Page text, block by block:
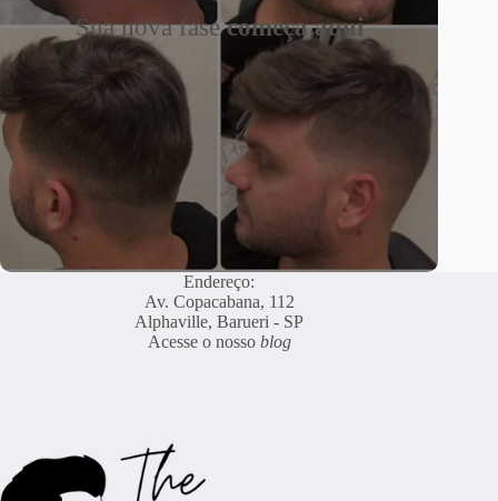
Sua nova fasecomeça aqui
Endereço:
Av. Copacabana, 112
Alphaville, Barueri - SP
Acesse o nosso blog